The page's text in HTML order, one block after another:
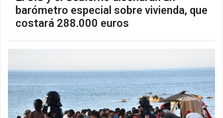
barómetro especial sobre vivienda, que
costará 288.000 euros